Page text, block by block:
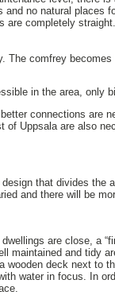
and no natural places
are completely
The comfrey
in the area, only
connections are
of Uppsala are also
that divides the
and there will be
are close, a
maintained and tidy
deck next to
water in focus. In